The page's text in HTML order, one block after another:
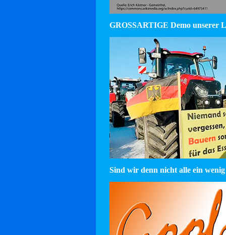
GROSSARTIGE Demo unserer
Sind wir denn nicht alle ein wenig